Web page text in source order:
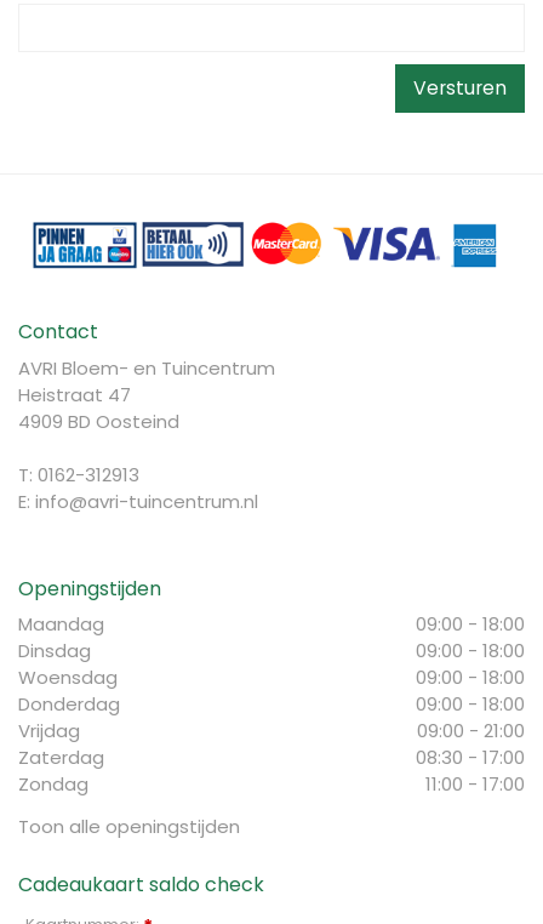
Contact
AVRI Bloem- en Tuincentrum
Heistraat 47
4909 BD Oosteind
T: 0162-312913
E: info@avri-tuincentrum.nl
Openingstijden
Maandag
09:00 - 18:00
Dinsdag
09:00 - 18:00
Woensdag
09:00 - 18:00
Donderdag
09:00 - 18:00
Vrijdag
09:00 - 21:00
Zaterdag
08:30 - 17:00
Zondag
11:00 - 17:00
Toon alle openingstijden
Cadeaukaart saldo check